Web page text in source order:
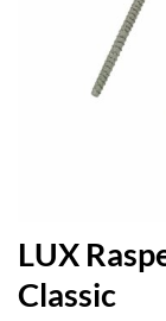
LUX
Classic